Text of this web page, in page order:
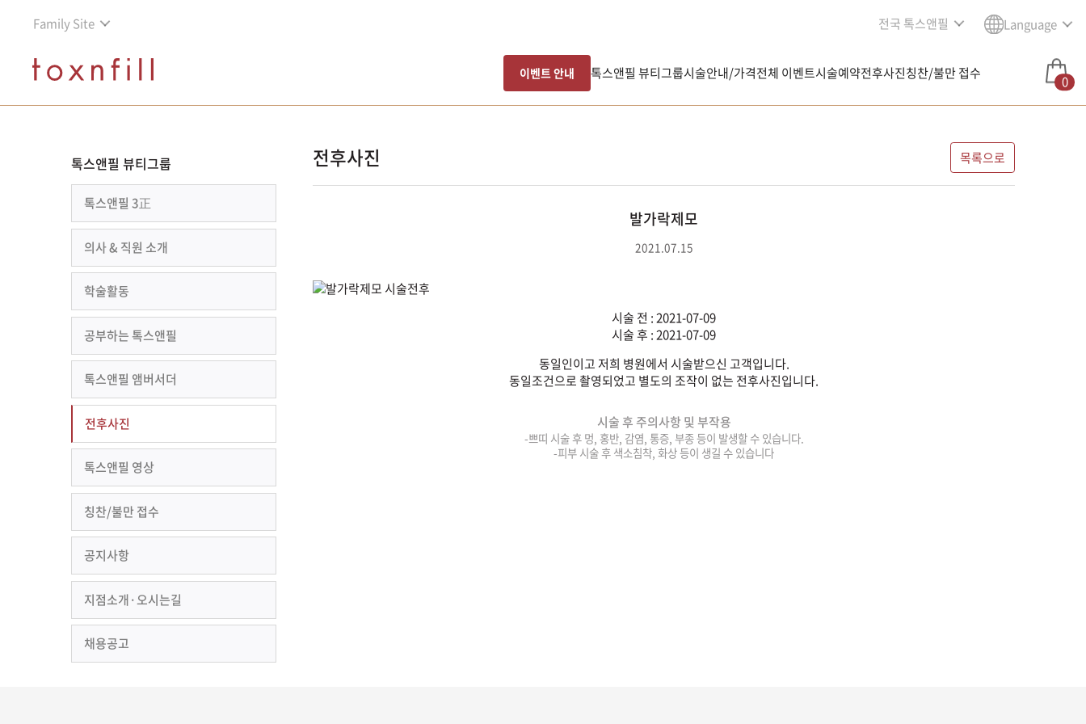
Family Site 전국 톡스앤필 Language
이벤트 안내 톡스앤필 뷰티그룹시술안내/가격전체 이벤트시술예약전후사진칭찬/불만 접수 0
톡스앤필 뷰티그룹
톡스앤필 3正
의사 & 직원 소개
학술활동
공부하는 톡스앤필
톡스앤필 앰버서더
전후사진
톡스앤필 영상
칭찬/불만 접수
공지사항
지점소개·오시는길
채용공고
전후사진 목록으로
발가락제모
2021.07.15
시술 전 : 2021-07-09
시술 후 : 2021-07-09
동일인이고 저희 병원에서 시술받으신 고객입니다.
동일조건으로 촬영되었고 별도의 조작이 없는 전후사진입니다.
시술 후 주의사항 및 부작용
-쁘띠 시술 후 멍, 홍반, 감염, 통증, 부종 등이 발생할 수 있습니다.
-피부 시술 후 색소침착, 화상 등이 생길 수 있습니다